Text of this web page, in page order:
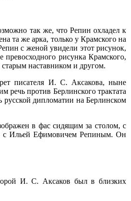
так же, что Репин охладел к
та же арка, только у Крамского на
с женой увидели этот рисунок,
рисунка Крамского,
наставником и другом.
писателя И. С. Аксакова, ныне
речь против Берлинского трактата
дипломатии на Берлинском
в фас сидящим за столом, с
с Ильей Ефимовичем Репиным. Он
И. С. Аксаков был в близких